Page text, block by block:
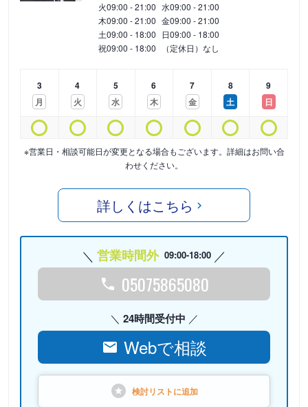
火09:00 - 21:00 水09:00 - 21:00
木09:00 - 21:00 金09:00 - 21:00
土09:00 - 18:00 日09:00 - 18:00
祝09:00 - 18:00 （定休日）なし
3
月
4
火
5
水
6
木
7
金
8
土
9
日
※営業日・相談可能日が変更となる場合もございます。詳細はお問い合
わせください。
詳しくはこちら
営業時間外 09:00-18:00
05075865080
24時間受付中
Webで相談
検討リストに追加